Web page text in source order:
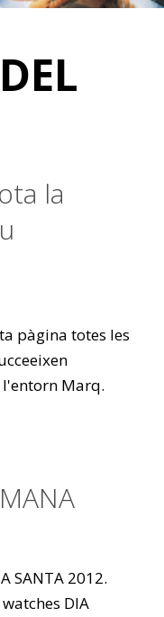
la
pàgina totes les
Marq.
SANTA 2012.
DIA